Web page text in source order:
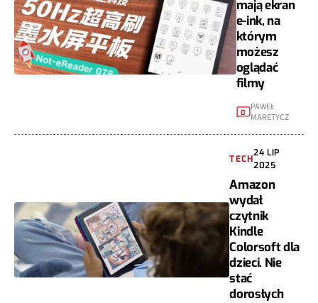
mają ekran
e-ink, na
którym
możesz
oglądać
filmy
0 PAWEŁ
MARETYCZ
TECH
24 LIP
2025
Amazon
wydał
czytnik
Kindle
Colorsoft dla
dzieci. Nie
stać
dorosłych